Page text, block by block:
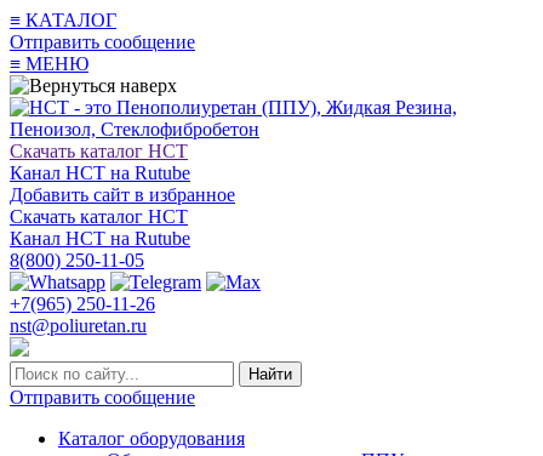
≡ КАТАЛОГ
Отправить сообщение
≡ МЕНЮ
Скачать каталог НСТ
Канал НСТ на Rutube
Добавить сайт в избранное
Скачать каталог НСТ
Канал НСТ на Rutube
8(800) 250-11-05
+7(965) 250-11-26
nst@poliuretan.ru
Найти
Отправить сообщение
Каталог оборудования